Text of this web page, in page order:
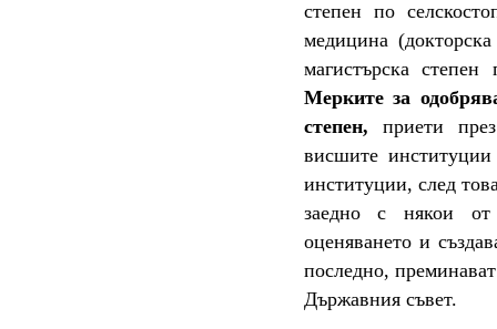
степен по
медицина
магистърска
Мерките за
степен, приети
висшите
институции, след
заедно с някои от
оценяването и
последно,
Държавния съвет.